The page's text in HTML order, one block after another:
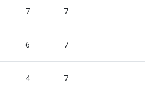
7 7
6 7
4 7